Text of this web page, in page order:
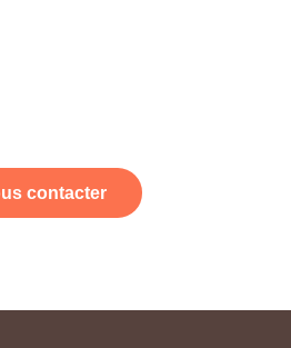
contacter